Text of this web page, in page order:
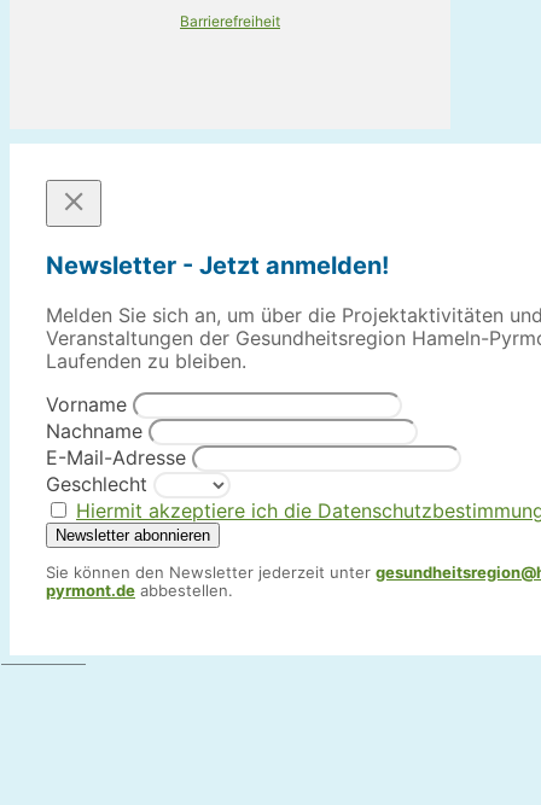
Barrierefreiheit
Newsletter - Jetzt anmelden!
Melden Sie sich an, um über die Projektaktivitäten
Veranstaltungen der Gesundheitsregion Hameln-
Laufenden zu bleiben.
Vorname
Nachname
E-Mail-Adresse
Geschlecht
Hiermit akzeptiere ich die
Sie können den Newsletter jederzeit unter
pyrmont.de abbestellen.